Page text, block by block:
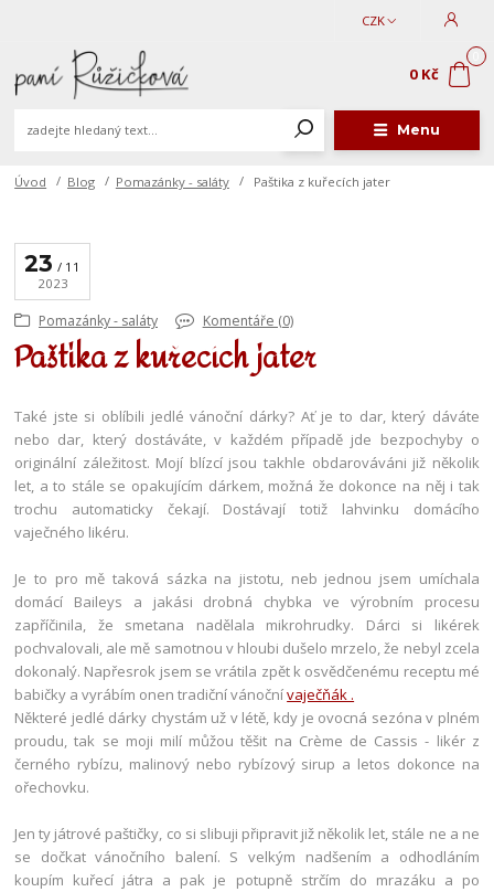
Menu
CZK
0 Kč
Úvod Blog Pomazánky - saláty Paštika z kuřecích jater
23
11
2023
Pomazánky - saláty Komentáře (0)
Paštika z kuřecích jater
Také jste si oblíbili jedlé vánoční dárky? Ať je to dar, který dáváte
nebo dar, který dostáváte, v každém případě jde bezpochyby o
originální záležitost. Mojí blízcí jsou takhle obdarováváni již několik
let, a to stále se opakujícím dárkem, možná že dokonce na něj i tak
trochu automaticky čekají. Dostávají totiž lahvinku domácího
vaječného likéru.
Je to pro mě taková sázka na jistotu, neb jednou jsem umíchala
domácí Baileys a jakási drobná chybka ve výrobním procesu
zapříčinila, že smetana nadělala mikrohrudky. Dárci si likérek
pochvalovali, ale mě samotnou v hloubi dušelo mrzelo, že nebyl zcela
dokonalý. Napřesrok jsem se vrátila zpět k osvědčenému receptu mé
babičky a vyrábím onen tradiční vánočnívaječňák .
Některé jedlé dárky chystám už v létě, kdy je ovocná sezóna v plném
proudu, tak se moji milí můžou těšit na Crème de Cassis - likér z
černého rybízu, malinový nebo rybízový sirup a letos dokonce na
ořechovku.
Jen ty játrové paštičky, co si slibuji připravit již několik let, stále ne a ne
se dočkat vánočního balení. S velkým nadšením a odhodláním
koupím kuřecí játra a pak je potupně strčím do mrazáku a po